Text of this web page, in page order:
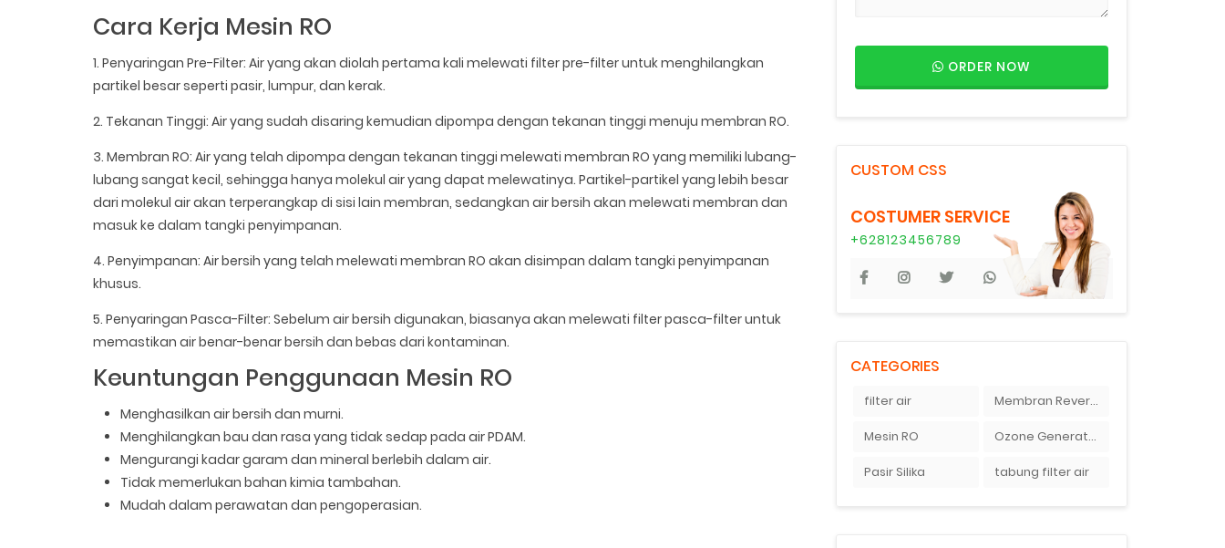
Cara Kerja Mesin RO
1. Penyaringan Pre-Filter: Air yang akan diolah pertama kali melewati filter pre-filter untuk menghilangkan
partikel besar seperti pasir, lumpur, dan kerak.
2. Tekanan Tinggi: Air yang sudah disaring kemudian dipompa dengan tekanan tinggi menuju membran RO.
3. Membran RO: Air yang telah dipompa dengan tekanan tinggi melewati membran RO yang memiliki lubang-
lubang sangat kecil, sehingga hanya molekul air yang dapat melewatinya. Partikel-partikel yang lebih besar
dari molekul air akan terperangkap di sisi lain membran, sedangkan air bersih akan melewati membran dan
masuk ke dalam tangki penyimpanan.
4. Penyimpanan: Air bersih yang telah melewati membran RO akan disimpan dalam tangki penyimpanan
khusus.
5. Penyaringan Pasca-Filter: Sebelum air bersih digunakan, biasanya akan melewati filter pasca-filter untuk
memastikan air benar-benar bersih dan bebas dari kontaminan.
Keuntungan Penggunaan Mesin RO
Menghasilkan air bersih dan murni.
Menghilangkan bau dan rasa yang tidak sedap pada air PDAM.
Mengurangi kadar garam dan mineral berlebih dalam air.
Tidak memerlukan bahan kimia tambahan.
Mudah dalam perawatan dan pengoperasian.
ORDER NOW
CUSTOM CSS
COSTUMER SERVICE
+628123456789
CATEGORIES
filter air Membran Reverse Osmosis
Mesin RO Ozone Generator
Pasir Silika tabung filter air